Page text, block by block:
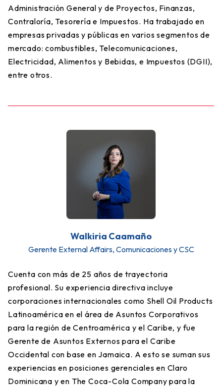
Administración General y de Proyectos, Finanzas,
Contraloría, Tesorería e Impuestos. Ha trabajado en
empresas privadas y públicas en varios segmentos de
mercado: combustibles, Telecomunicaciones,
Electricidad, Alimentos y Bebidas, e Impuestos (DGII),
entre otros.
Walkiria Caamaño
Gerente External Affairs, Comunicaciones y CSC
Cuenta con más de 25 años de trayectoria
profesional. Su experiencia directiva incluye
corporaciones internacionales como Shell Oil Products
Latinoamérica en el área de Asuntos Corporativos
para la región de Centroamérica y el Caribe, y fue
Gerente de Asuntos Externos para el Caribe
Occidental con base en Jamaica. A esto se suman sus
experiencias en posiciones gerenciales en Claro
Dominicana y en The Coca-Cola Company para la